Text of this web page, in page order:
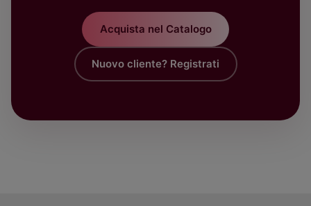
Acquista nel Catalogo
Nuovo cliente? Registrati